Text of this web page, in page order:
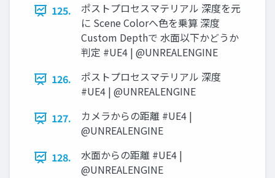
125.
ポストプロセスマテリアル 深度を元
に Scene Colorへ色を乗算 深度
Custom Depthで 水面以下かどうか
判定 #UE4 | @UNREALENGINE
126.
ポストプロセスマテリアル 深度
#UE4 | @UNREALENGINE
127.
カメラからの距離 #UE4 |
@UNREALENGINE
128.
水面からの距離 #UE4 |
@UNREALENGINE